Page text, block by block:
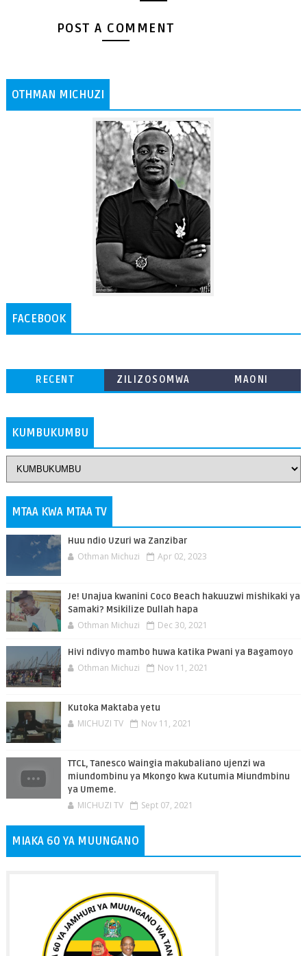
POST A COMMENT
OTHMAN MICHUZI
FACEBOOK
RECENT
ZILIZOSOMWA
MAONI
KUMBUKUMBU
MTAA KWA MTAA TV
Huu ndio Uzuri wa Zanzibar
Othman Michuzi Apr 02, 2023
Je! Unajua kwanini Coco Beach hakuuzwi mishikaki ya
Samaki? Msikilize Dullah hapa
Othman Michuzi Dec 30, 2021
Hivi ndivyo mambo huwa katika Pwani ya Bagamoyo
Othman Michuzi Nov 11, 2021
Kutoka Maktaba yetu
MICHUZI TV Nov 11, 2021
TTCL, Tanesco Waingia makubaliano ujenzi wa
miundombinu ya Mkongo kwa Kutumia Miundmbinu
ya Umeme.
MICHUZI TV Sept 07, 2021
MIAKA 60 YA MUUNGANO